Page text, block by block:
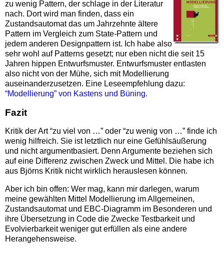
zu wenig Pattern, der schlage in der Literatur
nach. Dort wird man finden, dass ein
Zustandsautomat das um Jahrzehnte ältere
Pattern im Vergleich zum State-Pattern und
jedem anderen Designpattern ist. Ich habe also
sehr wohl auf Patterns gesetzt; nur eben nicht die seit 15
Jahren hippen Entwurfsmuster. Entwurfsmuster entlasten
also nicht von der Mühe, sich mit Modellierung
auseinanderzusetzen. Eine Leseempfehlung dazu:
“Modellierung” von Kastens und Büning.
Fazit
Kritik der Art “zu viel von …” oder “zu wenig von …” finde ich
wenig hilfreich. Sie ist letztlich nur eine Gefühlsäußerung
und nicht argumentbasiert. Denn Argumente beziehen sich
auf eine Differenz zwischen Zweck und Mittel. Die habe ich
aus Björns Kritik nicht wirklich herauslesen können.
Aber ich bin offen: Wer mag, kann mir darlegen, warum
meine gewählten Mittel Modellierung im Allgemeinen,
Zustandsautomat und EBC-Diagramm im Besonderen und
ihre Übersetzung in Code die Zwecke Testbarkeit und
Evolvierbarkeit weniger gut erfüllen als eine andere
Herangehensweise.